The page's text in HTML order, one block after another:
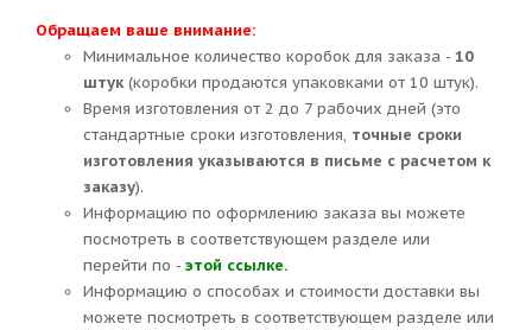
Обращаем ваше внимание:
Минимальное количество коробок для заказа - 10
штук(коробки продаются упаковками от 10 штук).
Время изготовления от 2 до 7 рабочих дней (это
стандартные сроки изготовления, точные сроки
изготовления указываются в письме с расчетом к
заказу).
Информацию по оформлению заказа вы можете
посмотреть в соответствующем разделе или
перейти по - этой ссылке.
Информацию о способах и стоимости доставки вы
можете посмотреть в соответствующем разделе или